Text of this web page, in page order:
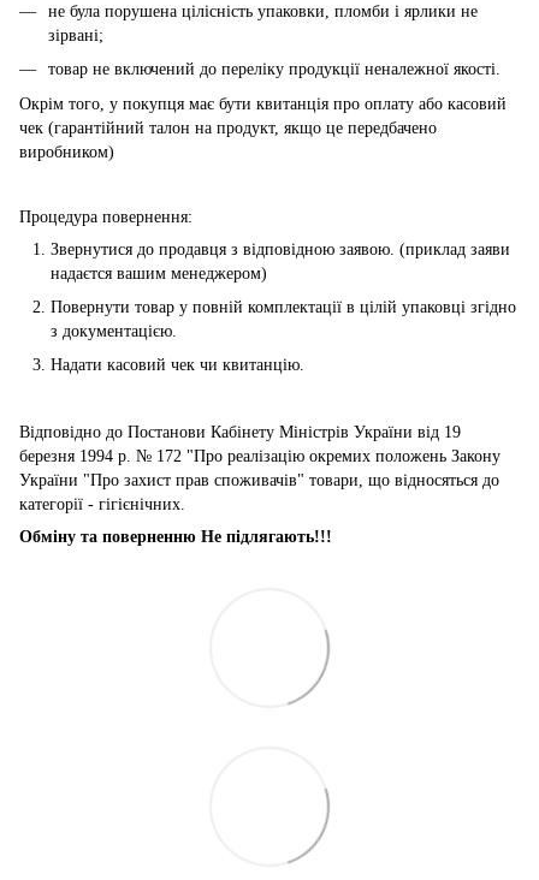
не була порушена цілісність упаковки, пломби і ярлики не
зірвані;
товар не включений до переліку продукції неналежної якості.
Окрім того, у покупця має бути квитанція про оплату або касовий
чек (гарантійний талон на продукт, якщо це передбачено
виробником)
Процедура повернення:
Звернутися до продавця з відповідною заявою. (приклад заяви
надаєтся вашим менеджером)
Повернути товар у повній комплектації в цілій упаковці згідно
з документацією.
Надати касовий чек чи квитанцію.
Відповідно до Постанови Кабінету Міністрів України від 19
березня 1994 р. № 172 "Про реалізацію окремих положень Закону
України "Про захист прав споживачів" товари, що відносяться до
категорії - гігієнічних.
Обміну та поверненню Не підлягають!!!